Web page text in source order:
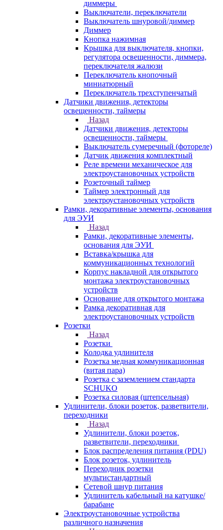
диммеры
Выключатели, переключатели
Выключатель шнуровой/диммер
Диммер
Кнопка нажимная
Крышка для выключателя, кнопки,
регулятора освещенности, диммера,
переключателя жалюзи
Переключатель кнопочный
миниатюрный
Переключатель трехступенчатый
Датчики движения, детекторы
освещенности, таймеры
Назад
Датчики движения, детекторы
освещенности, таймеры
Выключатель сумеречный (фотореле)
Датчик движения комплектный
Реле времени механическое для
электроустановочных устройств
Розеточный таймер
Таймер электронный для
электроустановочных устройств
Рамки, декоративные элементы, основания
для ЭУИ
Назад
Рамки, декоративные элементы,
основания для ЭУИ
Вставка/крышка для
коммуникационных технологий
Корпус накладной для открытого
монтажа электроустановочных
устройств
Основание для открытого монтажа
Рамка декоративная для
электроустановочных устройств
Розетки
Назад
Розетки
Колодка удлинителя
Розетка медная коммуникационная
(витая пара)
Розетка с заземлением стандарта
SCHUKO
Розетка силовая (штепсельная)
Удлинители, блоки розеток, разветвители,
переходники
Назад
Удлинители, блоки розеток,
разветвители, переходники
Блок распределения питания (PDU)
Блок розеток, удлинитель
Переходник розетки
мультистандартный
Сетевой шнур питания
Удлинитель кабельный на катушке/
барабане
Электроустановочные устройства
различного назначения